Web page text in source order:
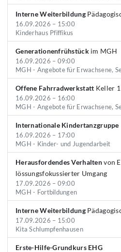
Interne Weiterbildung
16.09.2026 – 15:00
Kinderhaus Pfiffikus
Generationenfrühstückim MGH
16.09.2026 – 09:00
MGH - Angebote für Erwachsene,
Offene Fahrradwerkstatt Keller
16.09.2026 – 16:00
MGH - Angebote für Erwachsene,
Internationale Kindertanzgruppe
16.09.2026 – 17:00
MGH - Kinder- und Jugendarbeit
Herausfordendes Verhaltenvon
lössungsfokussierter Umgang
17.09.2026 – 09:00
MGH - Fortbildungen
Interne Weiterbildung
17.09.2026 – 15:00
Kita Schlumpfenhausen
Erste-Hilfe-Grundkurs EHG